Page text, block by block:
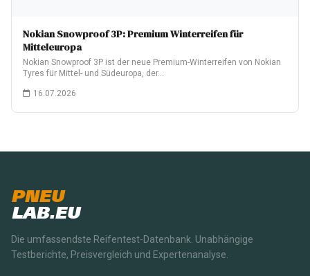
Nokian Snowproof 3P: Premium Winterreifen für
Mitteleuropa
Nokian Snowproof 3P ist der neue Premium-Winterreifen von Nokian
Tyres für Mittel- und Südeuropa, der…
16.07.2026
PNEU
LAB.EU
Die umfassendste Reifentest-Datenbank. Unabhängige
Testberichte, Preisvergleich und Expertenanalyse.